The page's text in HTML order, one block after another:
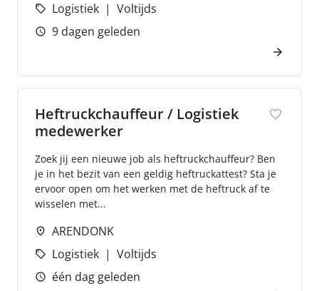
Logistiek
Voltijds
9 dagen geleden
Heftruckchauffeur / Logistiek
medewerker
Zoek jij een nieuwe job als heftruckchauffeur? Ben
je in het bezit van een geldig heftruckattest? Sta je
ervoor open om het werken met de heftruck af te
wisselen met...
ARENDONK
Logistiek
Voltijds
één dag geleden